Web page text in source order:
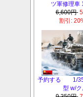
ツ軍修理車
6,600円
割引:
予約する 1/35
型 w/ク